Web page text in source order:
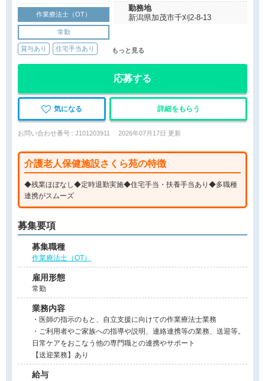
作業療法士（OT）
常勤
勤務地
新潟県加茂市千刈2-8-13
賞与あり 住宅手当あり もっと見る
応募する
気になる 詳細をもらう
お問い合わせ番号 : J101203911 2026年07月17日 更新
介護老人保健施設さくら苑の特徴
◆残業ほぼなし◆定時退勤実施◆住宅手当・扶養手当あり◆多職種
連携がスムーズ
募集要項
募集職種
作業療法士（OT）
雇用形態
常勤
業務内容
・医師の指示のもと、自立支援に向けての作業療法士業務
・ご利用者やご家族への指導や説明、連絡連携等の業務、送迎等。
日常ケアをおこなう他の専門職との連携やサポート
【送迎業務】あり
給与